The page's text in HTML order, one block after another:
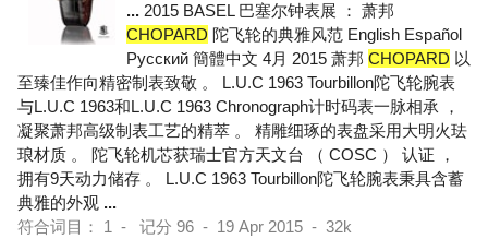
... 2015 BASEL 巴塞尔钟表展 ： 萧邦
CHOPARD 陀飞轮的典雅风范 English Español
Pусский 簡體中文 4月 2015 萧邦 CHOPARD 以
至臻佳作向精密制表致敬 。 L.U.C 1963 Tourbillon陀飞轮腕表
与L.U.C 1963和L.U.C 1963 Chronograph计时码表一脉相承 ，
凝聚萧邦高级制表工艺的精萃 。 精雕细琢的表盘采用大明火珐
琅材质 。 陀飞轮机芯获瑞士官方天文台 （ COSC ） 认证 ，
拥有9天动力储存 。 L.U.C 1963 Tourbillon陀飞轮腕表秉具含蓄
典雅的外观 ...
符合词目： 1 - 记分 96 - 19 Apr 2015 - 32k